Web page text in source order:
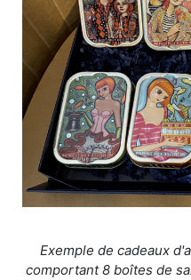
Exemple de cadeaux
comportant 8 boîtes de